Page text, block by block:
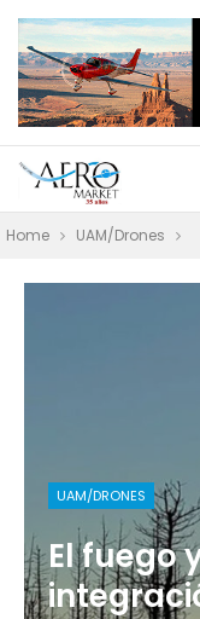
Home UAM/Drones
UAM/DRONES
El fuego